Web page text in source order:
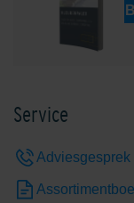
Service
Adviesgesprek